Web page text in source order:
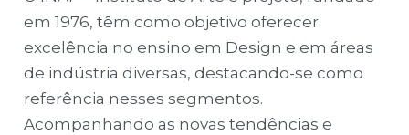
em 1976, têm como objetivo oferecer
excelência no ensino em Design e em áreas
de indústria diversas, destacando-se como
referência nesses segmentos.
Acompanhando as novas tendências e